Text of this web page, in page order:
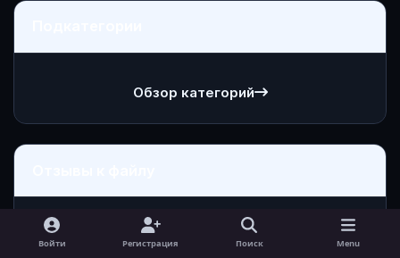
Обзор категорий
DayZ+Mods+Launcher инсталлятор
DayZ+Mods+Launcher
инсталлятор
Войти Регистрация Поиск Menu